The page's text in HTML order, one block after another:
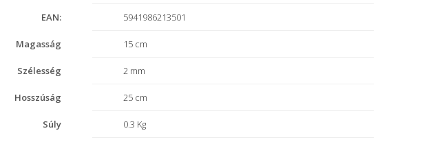
EAN: 5941986213501
Magasság 15 cm
Szélesség 2 mm
Hosszúság 25 cm
Súly 0.3 Kg